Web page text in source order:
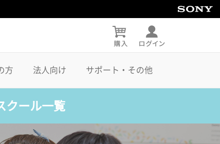
方 法人向け サポート・その他
クール一覧